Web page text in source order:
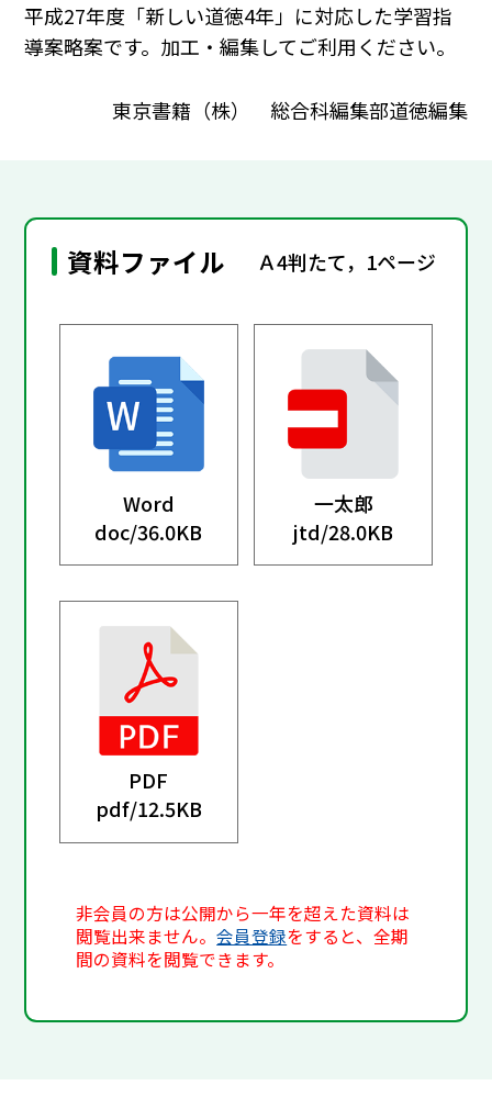
平成27年度「新しい道徳4年」に対応した学習指
導案略案です。加工・編集してご利用ください。
東京書籍（株） 総合科編集部道徳編集
資料ファイル Ａ4判たて，1ページ
Word
doc/36.0KB
一太郎
jtd/28.0KB
PDF
pdf/12.5KB
非会員の方は公開から一年を超えた資料は
閲覧出来ません。会員登録をすると、全期
間の資料を閲覧できます。